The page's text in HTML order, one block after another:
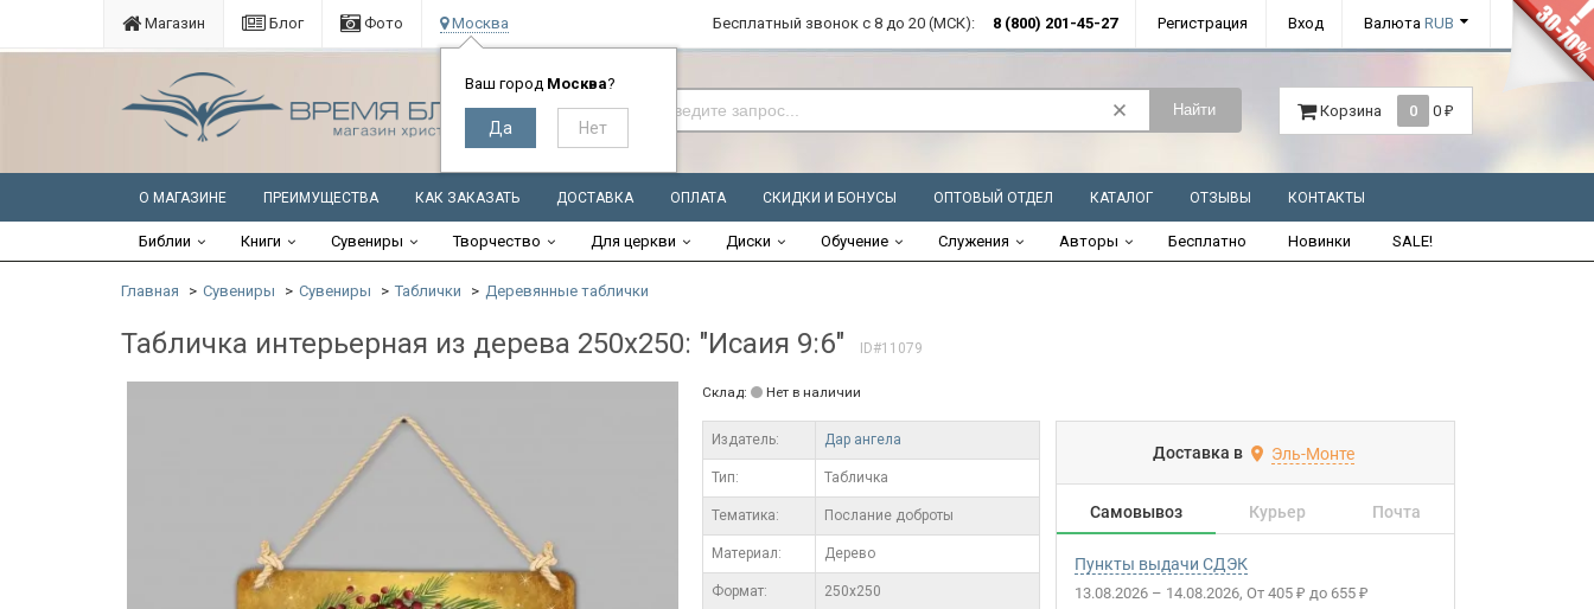
Магазин Блог Фото Москва
Ваш город Москва?
Бесплатный звонок с 8 до 20 (МСК): 8 (800) 201-45-27 Регистрация Вход Валюта RUB
Найти Корзина 0 0 ₽
О МАГАЗИНЕ ПРЕИМУЩЕСТВА КАК ЗАКАЗАТЬ ДОСТАВКА ОПЛАТА СКИДКИ И БОНУСЫ ОПТОВЫЙ ОТДЕЛ КАТАЛОГ ОТЗЫВЫ КОНТАКТЫ
Библии Книги Сувениры Творчество Для церкви Диски Обучение Служения Авторы Бесплатно Новинки SALE!
Главная Сувениры Сувениры Таблички Деревянные таблички
Табличка интерьерная из дерева 250x250: "Исаия 9:6" ID#11079
Склад: Нет в наличии
Издатель: Дар ангела
Тип: Табличка
Тематика: Послание доброты
Материал: Дерево
Формат: 250x250
Доставка в Эль-Монте
Самовывоз Курьер Почта
Пункты выдачи СДЭК
13.08.2026 – 14.08.2026 От 405₽ до 655₽